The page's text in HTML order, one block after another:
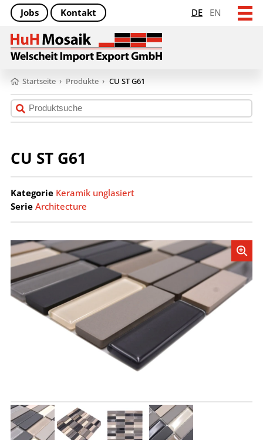
DE EN
Jobs Kontakt
Startseite › Produkte › CU ST G61
CU ST G61
Kategorie Keramik unglasiert
Serie Architecture